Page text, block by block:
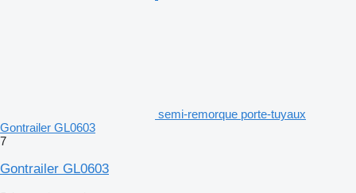
semi-remorque porte-tuyaux
Gontrailer GL0603
7
Gontrailer GL0603